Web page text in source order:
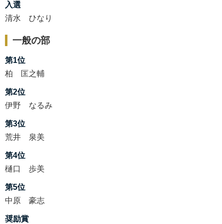
入選
清水 ひなり
一般の部
第1位
柏 匡之輔
第2位
伊野 なるみ
第3位
荒井 泉美
第4位
樋口 歩美
第5位
中原 豪志
奨励賞